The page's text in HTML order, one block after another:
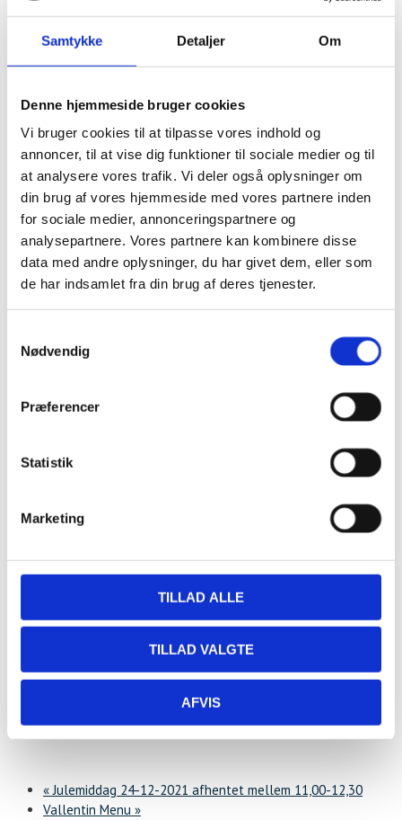
Samtykke Detaljer Om
Denne hjemmeside bruger cookies
Vi bruger cookies til at tilpasse vores indhold og
annoncer, til at vise dig funktioner til sociale medier og til
at analysere vores trafik. Vi deler også oplysninger om
din brug af vores hjemmeside med vores partnere inden
for sociale medier, annonceringspartnere og
analysepartnere. Vores partnere kan kombinere disse
data med andre oplysninger, du har givet dem, eller som
de har indsamlet fra din brug af deres tjenester.
Nødvendig
Præferencer
Statistik
Marketing
TILLAD ALLE
TILLAD VALGTE
AFVIS
Google kalender
Outlook 365
Outlook Live
Detaljer
Dato: 31/12/2021
11:00 - 12:30
Sted
Hestehovedet 5
«Julemiddag 24-12-2021 afhentet mellem 11,00-12,30
Vallentin Menu »